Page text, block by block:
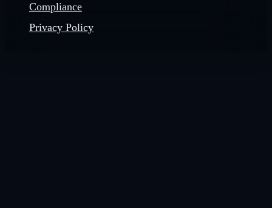
Compliance
Privacy Policy